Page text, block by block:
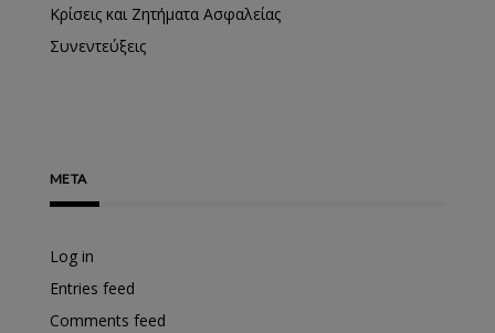
Κρίσεις και Ζητήματα Ασφαλείας
Συνεντεύξεις
META
Log in
Entries feed
Comments feed